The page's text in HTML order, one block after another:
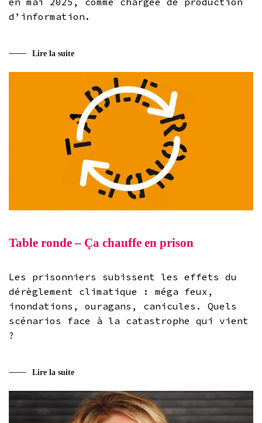
d’information.
Lire la suite
Table ronde – Ça chauffe en prison
Les prisonniers subissent les effets du
dérèglement climatique : méga feux,
inondations, ouragans, canicules. Quels
scénarios face à la catastrophe qui vient
?
Lire la suite